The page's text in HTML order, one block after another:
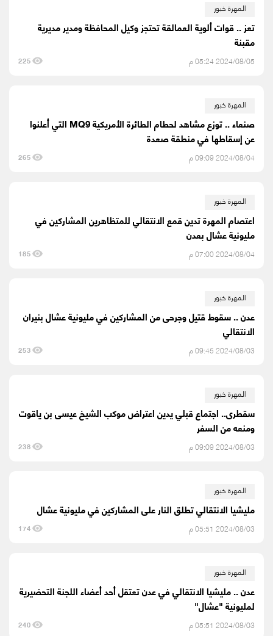
المهرة خبور
تعز .. قوات ألوية العمالقة تحتجز وكيل المحافظة ومدير مديرية
مقبنة
2024/08/05 05:24 م 225
المهرة خبور
صنعاء .. توزع مشاهد لحطام الطائرة الأمريكية MQ9 التي أعلنوا
عن إسقاطها في منطقة صعدة
2024/08/04 09:09 م 265
المهرة خبور
اعتصام المهرة تدين قمع الانتقالي للمتظاهرين المشاركين في
مليونية عشال بعدن
2024/08/04 07:00 م 185
المهرة خبور
عدن .. سقوط قتيل وجرحى من المشاركين في مليونية عشال بنيران
الانتقالي
2024/08/03 09:45 م 253
المهرة خبور
سقطرى.. اجتماع قبلي يدين اعتراض موكب الشيخ عيسى بن ياقوت
ومنعه من السفر
2024/08/03 09:09 م 238
المهرة خبور
مليشيا الانتقالي تطلق النار على المشاركين في مليونية عشال
2024/08/03 05:51 م 174
المهرة خبور
عدن .. مليشيا الانتقالي في عدن تعتقل أحد أعضاء اللجنة التحضيرية
لمليونية "عشال"
2024/08/03 05:51 م 240